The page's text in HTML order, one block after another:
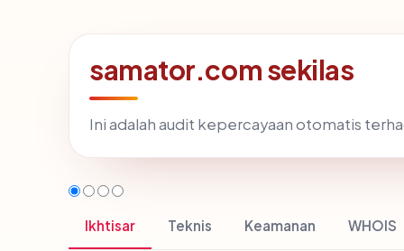
samator.com sekilas
Ini adalah audit kepercayaan otomatis
Ikhtisar Teknis Keamanan WHOIS